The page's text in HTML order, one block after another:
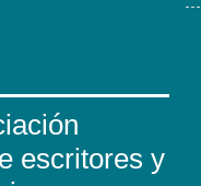
escritores y